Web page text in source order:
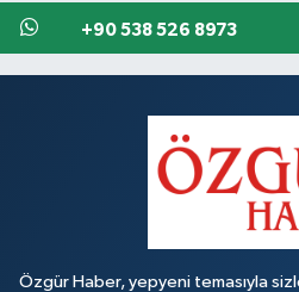
+90 538 526 8973
Özgür Haber, yepyeni temasıyla